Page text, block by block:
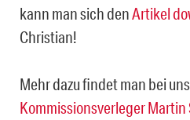
kann man sich denArtikel
Christian!
Mehr dazu findet man bei
Kommissionsverleger Martin